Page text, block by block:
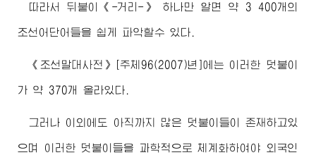
따라서 뒤붙이《-거리-》 하나만 알면 약 3 400개의
조선어단어들을 쉽게 파악할수 있다.
《조선말대사전》[주체96(2007)년]에는 이러한 덧붙이
가 약 370개 올라있다.
그러나 이외에도 아직까지 많은 덧붙이들이 존재하고있
으며 이러한 덧붙이들을 과학적으로 체계화하여야 외국인